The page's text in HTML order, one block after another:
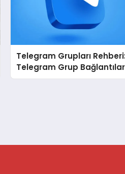
Telegram Grupları Rehberi:
Telegram Grup
Daha Düzenli İnceleyin